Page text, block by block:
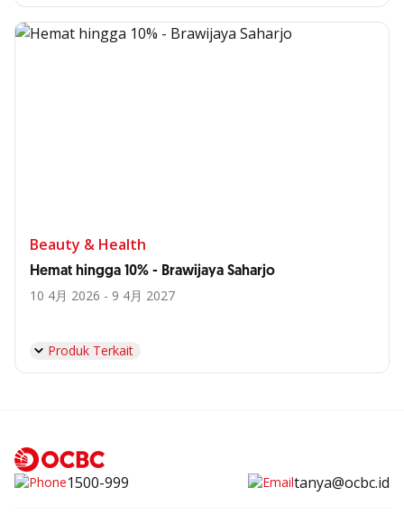
Beauty & Health
Hemat hingga 10% - Brawijaya Saharjo
10 4月 2026 - 9 4月 2027
Produk Terkait
1500-999 tanya@ocbc.id